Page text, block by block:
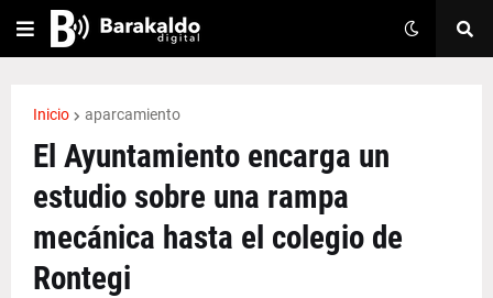
Inicio aparcamiento
El Ayuntamiento encarga un
estudio sobre una rampa
mecánica hasta el colegio de
Rontegi